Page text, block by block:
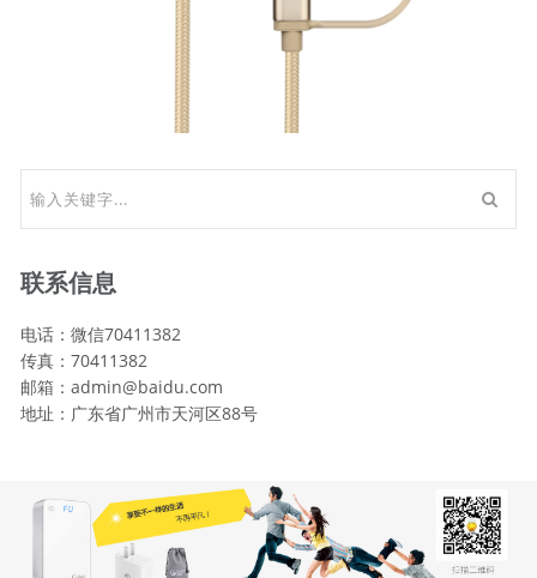
联系信息
电话：微信70411382
传真：70411382
邮箱：admin@baidu.com
地址：广东省广州市天河区88号